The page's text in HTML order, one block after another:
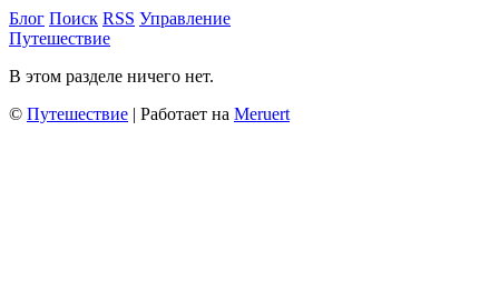
Блог Поиск RSS Управление
Путешествие
В этом разделе ничего нет.
© Путешествие | Работает на Meruert